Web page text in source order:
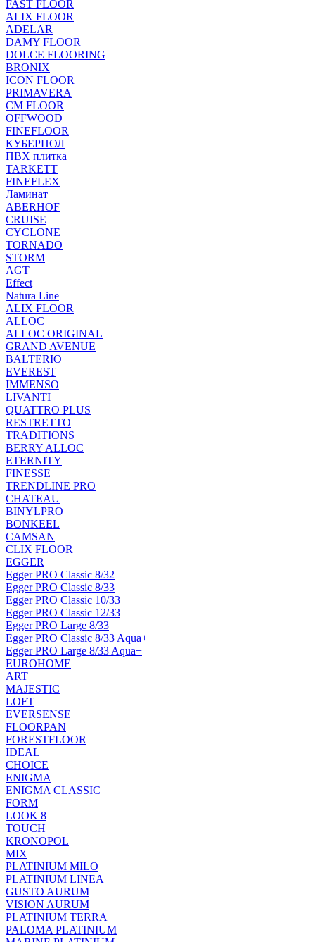
FAST FLOOR
ALIX FLOOR
ADELAR
DAMY FLOOR
DOLCE FLOORING
BRONIX
ICON FLOOR
PRIMAVERA
CM FLOOR
OFFWOOD
FINEFLOOR
КУБЕРПОЛ
ПВХ плитка
TARKETT
FINEFLEX
Ламинат
ABERHOF
CRUISE
CYCLONE
TORNADO
STORM
AGT
Effect
Natura Line
ALIX FLOOR
ALLOC
ALLOC ORIGINAL
GRAND AVENUE
BALTERIO
EVEREST
IMMENSO
LIVANTI
QUATTRO PLUS
RESTRETTO
TRADITIONS
BERRY ALLOC
ETERNITY
FINESSE
TRENDLINE PRO
CHATEAU
BINYLPRO
BONKEEL
CAMSAN
CLIX FLOOR
EGGER
Egger PRO Classic 8/32
Egger PRO Classic 8/33
Egger PRO Classic 10/33
Egger PRO Classic 12/33
Egger PRO Large 8/33
Egger PRO Classic 8/33 Aqua+
Egger PRO Large 8/33 Aqua+
EUROHOME
ART
MAJESTIC
LOFT
EVERSENSE
FLOORPAN
FORESTFLOOR
IDEAL
CHOICE
ENIGMA
ENIGMA CLASSIC
FORM
LOOK 8
TOUCH
KRONOPOL
MIX
PLATINIUM MILO
PLATINIUM LINEA
GUSTO AURUM
VISION AURUM
PLATINIUM TERRA
PALOMA PLATINIUM